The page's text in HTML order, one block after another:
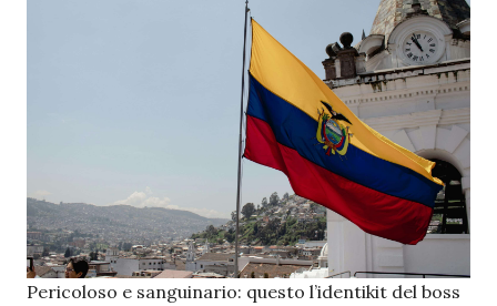
Pericoloso e sanguinario: questo l’identikit del boss